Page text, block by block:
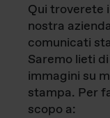
Qui troverete
nostra
comunicati
Saremo lieti
immagini su
stampa. Per
scopo a: